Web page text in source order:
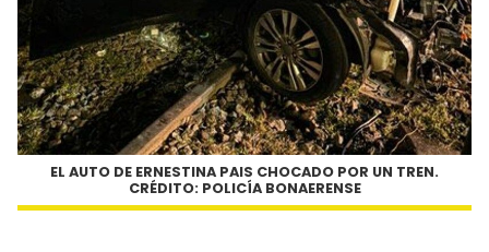
EL AUTO DE ERNESTINA PAIS CHOCADO POR UN TREN.
CRÉDITO: POLICÍA BONAERENSE